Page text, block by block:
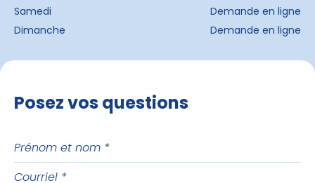
Samedi
Demande en ligne
Dimanche
Demande en ligne
Posez vos questions
Prénom
nom
Courriel